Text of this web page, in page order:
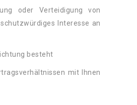
oder Verteidigung von
Interesse an
besteht
mit Ihnen